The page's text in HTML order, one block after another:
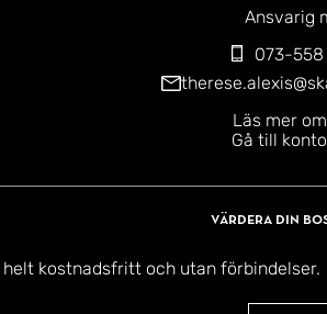
Ansvarig
073-558
Läs mer
Gå till
Värdera din
kostnadsfritt och utan förbindelser.